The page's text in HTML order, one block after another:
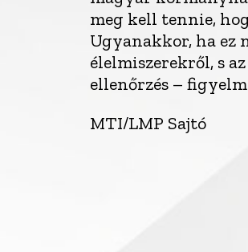
meg kell tennie,
Ugyanakkor, ha ez
élelmiszerekről, s
ellenőrzés –
MTI/LMP Sajtó